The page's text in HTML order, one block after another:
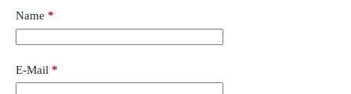
Name *
E-Mail *